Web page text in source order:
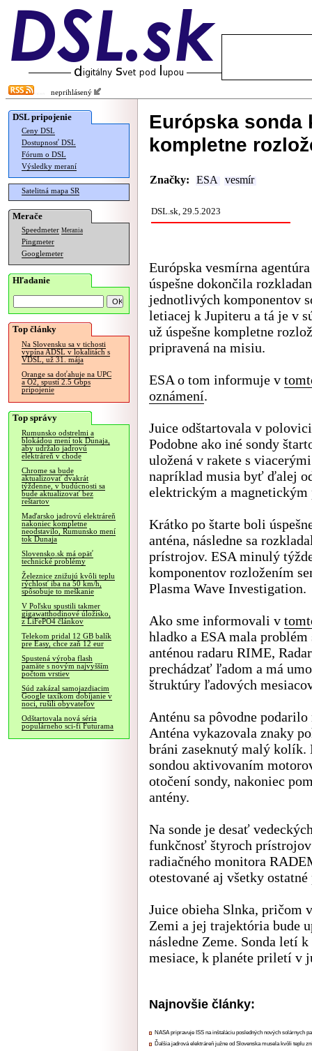
neprihlásený
DSL pripojenie
Ceny DSL
Dostupnosť DSL
Fórum o DSL
Výsledky meraní
Satelitná mapa SR
Merače
Speedmeter Merania
Pingmeter
Googlemeter
Hľadanie
Top články
Na Slovensku sa v tichosti
vypína ADSL v lokalitách s
VDSL, už 31. mája
Orange sa doťahuje na UPC
a O2, spustí 2.5 Gbps
pripojenie
Top správy
Rumunsko odstrelmi a
blokádou mení tok Dunaja,
aby udržalo jadrovú
elektráreň v chode
Chrome sa bude
aktualizovať dvakrát
týždenne, v budúcnosti sa
bude aktualizovať bez
reštartov
Maďarsko jadrovú elektráreň
nakoniec kompletne
neodstavilo, Rumunsko mení
tok Dunaja
Slovensko.sk má opäť
technické problémy
Železnice znižujú kvôli teplu
rýchlosť iba na 50 km/h,
spôsobuje to meškanie
V Poľsku spustili takmer
gigawatthodinové úložisko,
z LiFePO4 článkov
Telekom pridal 12 GB balík
pre Easy, chce zaň 12 eur
Spustená výroba flash
pamäte s novým najvyšším
počtom vrstiev
Súd zakázal samojazdiacim
Google taxíkom dobíjanie v
noci, rušili obyvateľov
Odštartovala nová séria
populárneho sci-fi Futurama
Európska sonda
kompletne
Značky: ESA vesmír
DSL.sk, 29.5.2023
Európska vesmírna
úspešne dokončila
jednotlivých komponentov
letiacej k Jupiteru a tá je v
už úspešne kompletne
pripravená na misiu.
ESA o tom informuje v
oznámení.
Juice odštartovala v
Podobne ako iné sondy
uložená v rakete s
napríklad musia byť ďalej
elektrickým a
Krátko po štarte boli
anténa, následne sa
prístrojov. ESA minulý
komponentov rozložením
Plasma Wave Investigation.
Ako sme informovali v
hladko a ESA mala
anténou radaru RIME,
prechádzať ľadom a má
štruktúry ľadových
Anténu sa pôvodne
Anténa vykazovala znaky
bráni zaseknutý malý kolík.
sondou aktivovaním
otočení sondy, nakoniec
antény.
Na sonde je desať
funkčnosť štyroch
radiačného monitora
otestované aj všetky
Juice obieha Slnka, pričom
Zemi a jej trajektória bude
následne Zeme. Sonda letí
mesiace, k planéte priletí v
Najnovšie články:
NASA pripravuje ISS na inštaláciu posledných nových solárnych
Ďalšia jadrová elektráreň južne od Slovenska musela kvôli teplu